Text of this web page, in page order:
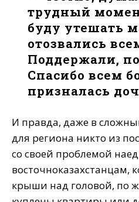
трудный
буду утешать
отозвались
Поддержали,
Спасибо всем
призналась
И правда, даже в
для региона никто из
со своей проблемой
восточноказахстанцам,
крыши над головой, по